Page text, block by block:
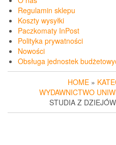
Regulamin sklepu
Koszty wysyłki
Paczkomaty InPost
Polityka prywatności
Nowości
Obsługa jednostek
HOME »
WYDAWNICTWO
STUDIA Z